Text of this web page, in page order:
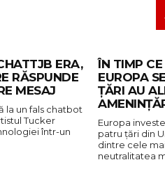
ERA,
RĂSPUNDE
MESAJ
la un fals chatbot
Tucker
într-un
ÎN TIMP
EUROPA
ŢĂRI AU
Europa
patru țări din
dintre cele
neutralitatea